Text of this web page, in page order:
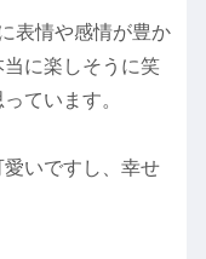
表情や感情が豊か
に楽しそうに笑
ています。
いですし、幸せ